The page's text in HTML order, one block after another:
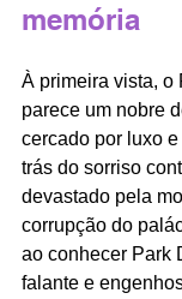
memória
À primeira vista, o
parece um nobre
cercado por luxo
trás do sorriso
devastado pela
corrupção do
ao conhecer Park
falante e